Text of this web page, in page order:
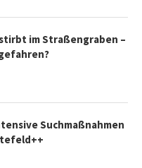
im Straßengraben –
Suchmaßnahmen